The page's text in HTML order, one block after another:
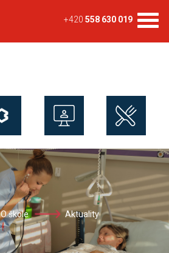
+420 558 630 019
O škole Aktuality